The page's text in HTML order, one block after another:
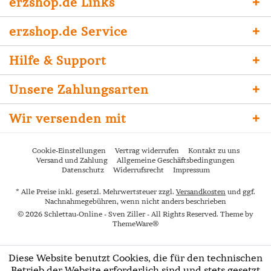
erzshop.de Service
Hilfe & Support
Unsere Zahlungsarten
Wir versenden mit
Cookie-Einstellungen Vertrag widerrufen
Kontakt zu uns
Versand und Zahlung
Allgemeine Geschäftsbedingungen
Datenschutz
Widerrufsrecht Impressum
* Alle Preise inkl. gesetzl. Mehrwertsteuer zzgl. Versandkosten und ggf.
Nachnahmegebühren, wenn nicht anders beschrieben
© 2026 Schlettau-Online - Sven Ziller - All Rights Reserved. Theme by
ThemeWare®
Diese Website benutzt Cookies, die für den technischen